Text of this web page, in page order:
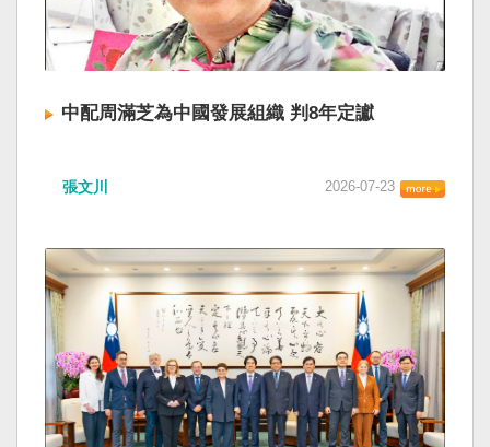
中配周滿芝為中國發展組織 判8年定讞
張文川 2026-07-23